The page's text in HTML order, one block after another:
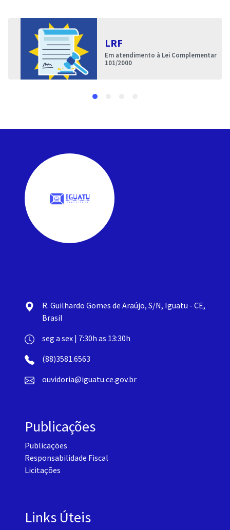
LRF
Em atendimento à Lei Complementar
101/2000
R. Guilhardo Gomes de Araújo, S/N, Iguatu - CE,
Brasil
seg a sex | 7:30h as 13:30h
(88)3581.6563
ouvidoria@iguatu.ce.gov.br
Publicações
Publicações
Responsabilidade Fiscal
Licitações
Links Úteis